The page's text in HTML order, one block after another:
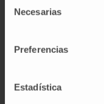
Necesarias
Preferencias
Estadística
mitocondrias
aerobia. Estas
desde
orgánica, y